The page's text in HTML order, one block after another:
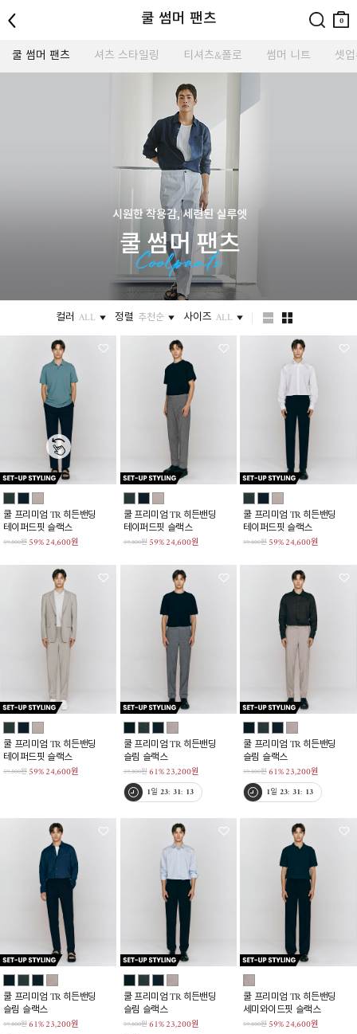
쿨 썸머 팬츠 구니
0
쿨 썸머 팬츠 셔츠 스타일링 티셔츠&폴로 썸머 니트 셋
컬러 ALL 정렬 추천순 사이즈 ALL
쿨 프리미엄 TR 히든밴딩
테이퍼드핏 슬랙스
59,800원 59%24,600원
쿨 프리미엄 TR 히든밴딩
테이퍼드핏 슬랙스
59,800원 59%24,600원
쿨 프리미엄 TR 히든밴딩
테이퍼드핏 슬랙스
59,800원 59%24,600원
쿨 프리미엄 TR 히든밴딩
테이퍼드핏 슬랙스
59,800원 59%24,600원
쿨 프리미엄 TR 히든밴딩
슬림 슬랙스
59,800원61%23,200원
1일 23: 31: 12
쿨 프리미엄 TR 히든밴딩
슬림 슬랙스
59,800원61%23,200원
1일23: 31: 12
쿨 프리미엄 TR 히든밴딩
슬림 슬랙스
59,800원61%23,200원
쿨 프리미엄 TR 히든밴딩
슬림 슬랙스
59,800원61%23,200원
쿨 프리미엄 TR 히든밴딩
세미와이드핏 슬랙스
59,800원 59%24,600원